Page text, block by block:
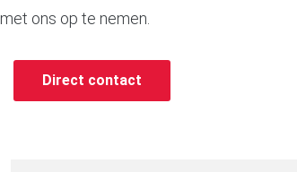
met ons op te nemen.
Direct contact